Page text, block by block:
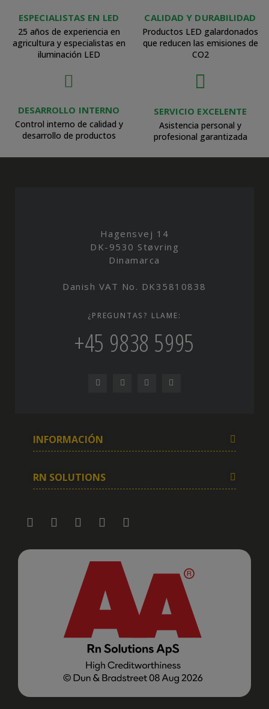
ESPECIALISTAS EN LED
25 años de experiencia en
agricultura y especialistas en
iluminación LED
CALIDAD Y DURABILIDAD
Productos LED galardonados
que reducen las emisiones de
CO2
DESARROLLO INTERNO
Control interno de calidad y
desarrollo de productos
SERVICIO EXCELENTE
Asistencia personal y
profesional garantizada
Hagensvej 14
DK-9530 Støvring
Dinamarca
Danish VAT No. DK35810838
¿PREGUNTAS? LLAME:
+45 9838 5995
INFORMACIÓN
RN SOLUTIONS